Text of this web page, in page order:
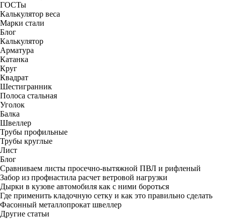
ГОСТы
Калькулятор веса
Марки стали
Блог
Калькулятор
Арматура
Катанка
Круг
Квадрат
Шестигранник
Полоса стальная
Уголок
Балка
Швеллер
Трубы профильные
Трубы круглые
Лист
Блог
Сравниваем листы просечно-вытяжной ПВЛ и рифленый
Забор из профнастила расчет ветровой нагрузки
Дырки в кузове автомобиля как с ними бороться
Где применить кладочную сетку и как это правильно сделать
Фасонный металлопрокат швеллер
Другие статьи